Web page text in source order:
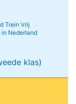
Trein Vrij
Nederland
klas)